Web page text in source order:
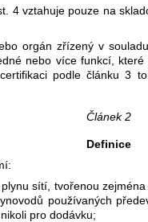
4 vztahuje pouze na
orgán zřízený v
nebo více funkcí,
podle článku 3
Článek 2
Definice
plynu sítí, tvořenou
používaných
pro dodávku;